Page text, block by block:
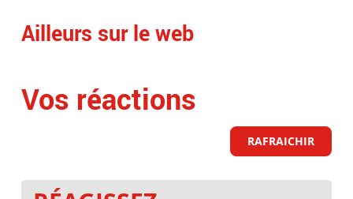
Ailleurs sur le web
Vos réactions
RAFRAICHIR